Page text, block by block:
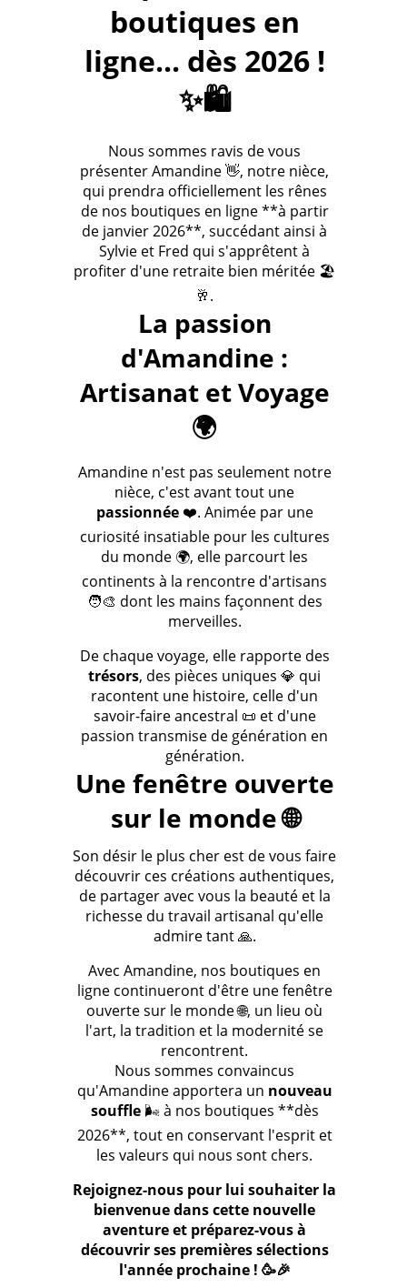
boutiques en
ligne... dès 2026 !
✨🛍️
Nous sommes ravis de vous
présenter Amandine 👋, notre nièce,
qui prendra officiellement les rênes
de nos boutiques en ligne **à partir
de janvier 2026**, succédant ainsi à
Sylvie et Fred qui s'apprêtent à
profiter d'une retraite bien méritée 🏖️
🥂.
La passion
d'Amandine :
Artisanat et Voyage
🌍
Amandine n'est pas seulement notre
nièce, c'est avant tout une
passionnée❤️. Animée par une
curiosité insatiable pour les cultures
du monde 🌍, elle parcourt les
continents à la rencontre d'artisans
🧑‍🎨 dont les mains façonnent des
merveilles.
De chaque voyage, elle rapporte des
trésors, des pièces uniques 💎 qui
racontent une histoire, celle d'un
savoir-faire ancestral 📜 et d'une
passion transmise de génération en
génération.
Une fenêtre ouverte
sur le monde 🌐
Son désir le plus cher est de vous faire
découvrir ces créations authentiques,
de partager avec vous la beauté et la
richesse du travail artisanal qu'elle
admire tant 🙏.
Avec Amandine, nos boutiques en
ligne continueront d'être une fenêtre
ouverte sur le monde 🌐, un lieu où
l'art, la tradition et la modernité se
rencontrent.
Nous sommes convaincus
qu'Amandine apportera un nouveau
souffle🌬️ à nos boutiques **dès
2026**, tout en conservant l'esprit et
les valeurs qui nous sont chers.
Rejoignez-nous pour lui souhaiter la
bienvenue dans cette nouvelle
aventure et préparez-vous à
découvrir ses premières sélections
l'année prochaine ! 🥳🎉